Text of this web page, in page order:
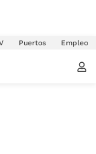
Puertos Empleo